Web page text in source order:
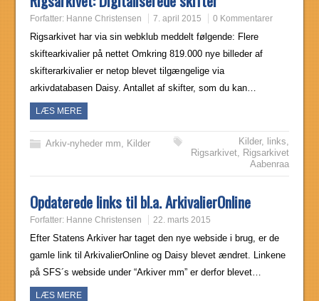
Forfatter: Hanne Christensen 7. april 2015 0 Kommentarer
Rigsarkivet har via sin webklub meddelt følgende: Flere
skiftearkivalier på nettet Omkring 819.000 nye billeder af
skifterarkivalier er netop blevet tilgængelige via
arkivdatabasen Daisy. Antallet af skifter, som du kan…
LÆS MERE
Arkiv-nyheder mm Kilder Kilder, links
Rigsarkivet, Rigsarkivet
Aabenraa
Opdaterede links til bl.a. ArkivalierOnline
Forfatter: Hanne Christensen 22. marts 2015
Efter Statens Arkiver har taget den nye webside i brug, er de
gamle link til ArkivalierOnline og Daisy blevet ændret. Linkene
på SFS´s webside under “Arkiver mm” er derfor blevet…
LÆS MERE